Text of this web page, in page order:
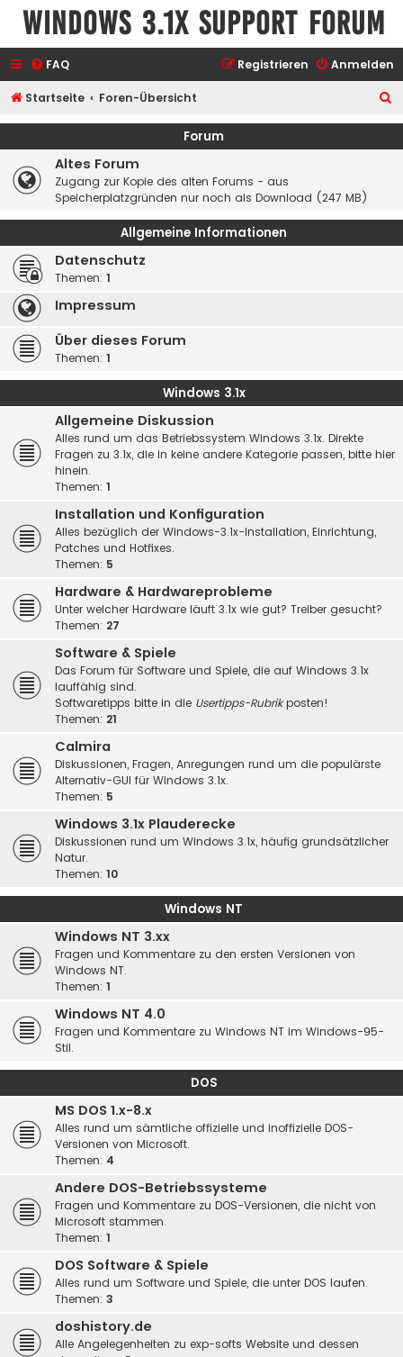
Windows 3.1x Support Forum
FAQ Anmelden
Registrieren
Startseite Foren-Übersicht
u
Forum
Altes Forum
Zugang zur Kopie des alten Forums - aus
Speicherplatzgründen nur noch als Download (247 MB)
Allgemeine Informationen
Datenschutz
Themen: 1
Impressum
Über dieses Forum
Themen: 1
Windows 3.1x
Allgemeine Diskussion
Alles rund um das Betriebssystem Windows 3.1x. Direkte
Fragen zu 3.1x, die in keine andere Kategorie passen, bitte hier
hinein.
Themen: 1
Installation und Konfiguration
Alles bezüglich der Windows-3.1x-Installation, Einrichtung,
Patches und Hotfixes.
Themen: 5
Hardware & Hardwareprobleme
Unter welcher Hardware läuft 3.1x wie gut? Treiber gesucht?
Themen: 27
Software & Spiele
Das Forum für Software und Spiele, die auf Windows 3.1x
lauffähig sind.
Softwaretipps bitte in die Usertipps-Rubrikposten!
Themen: 21
Calmira
Diskussionen, Fragen, Anregungen rund um die populärste
Alternativ-GUI für Windows 3.1x.
Themen: 5
Windows 3.1x Plauderecke
Diskussionen rund um Windows 3.1x, häufig grundsätzlicher
Natur.
Themen: 10
Windows NT
Windows NT 3.xx
Fragen und Kommentare zu den ersten Versionen von
Windows NT.
Themen: 1
Windows NT 4.0
Fragen und Kommentare zu Windows NT im Windows-95-
Stil.
DOS
MS DOS 1.x-8.x
Alles rund um sämtliche offizielle und inoffizielle DOS-
Versionen von Microsoft.
Themen: 4
Andere DOS-Betriebssysteme
Fragen und Kommentare zu DOS-Versionen, die nicht von
Microsoft stammen.
Themen: 1
DOS Software & Spiele
Alles rund um Software und Spiele, die unter DOS laufen.
Themen: 3
doshistory.de
Alle Angelegenheiten zu exp-softs Website und dessen